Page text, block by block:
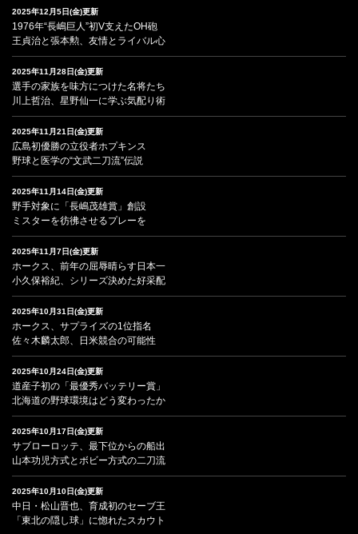
2025年12月5日(金)更新
1976年“長嶋巨人”初V支えたOH砲
王貞治と張本勲、友情とライバル心
2025年11月28日(金)更新
選手の家族を味方につけた名将たち
川上哲治、星野仙一に学ぶ気配り術
2025年11月21日(金)更新
広島初優勝の立役者ホプキンス
野球と医学の“文武二刀流”伝説
2025年11月14日(金)更新
野手対象に「長嶋茂雄賞」創設
ミスターを彷彿させるプレーを
2025年11月7日(金)更新
ホークス、前年の屈辱晴らす日本一
小久保裕紀、シリーズ決めた好采配
2025年10月31日(金)更新
ホークス、サプライズの1位指名
佐々木麟太郎、日米競合の可能性
2025年10月24日(金)更新
道産子初の「最優秀バッテリー賞」
北海道の野球環境はどう変わったか
2025年10月17日(金)更新
サブローロッテ、最下位からの船出
山本功児方式とボビー方式の二刀流
2025年10月10日(金)更新
中日・松山晋也、育成初のセーブ王
「東北の隠し球」に惚れたスカウト